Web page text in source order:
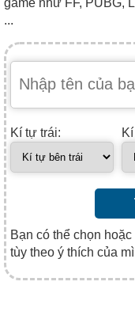
...
Kí tự trái:
Bạn có thể chọn
tùy theo ý thích của